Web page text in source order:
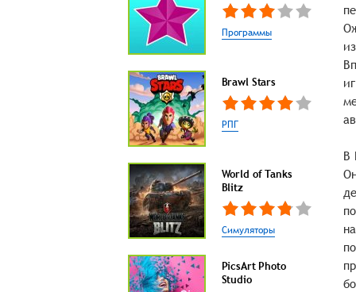
Программы
Brawl Stars
РПГ
World of Tanks
Blitz
Симуляторы
PicsArt Photo
Studio
В